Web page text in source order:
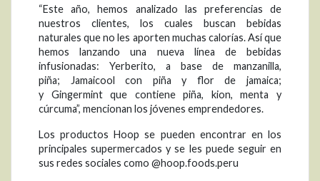
“Este año, hemos analizado las preferencias de
nuestros clientes, los cuales buscan bebidas
naturales que no les aporten muchas calorías. Así que
hemos lanzando una nueva línea de bebidas
infusionadas: Yerberito, a base de manzanilla,
piña; Jamaicool con piña y flor de jamaica;
y Gingermint que contiene piña, kion, menta y
cúrcuma”, mencionan los jóvenes emprendedores.
Los productos Hoop se pueden encontrar en los
principales supermercados y se les puede seguir en
sus redes sociales como @hoop.foods.peru